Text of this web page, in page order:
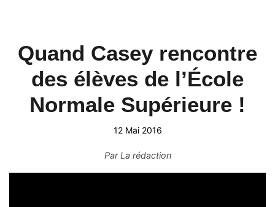
Quand Casey rencontre
des élèves de l’École
Normale Supérieure !
12 Mai 2016
ParLa rédaction